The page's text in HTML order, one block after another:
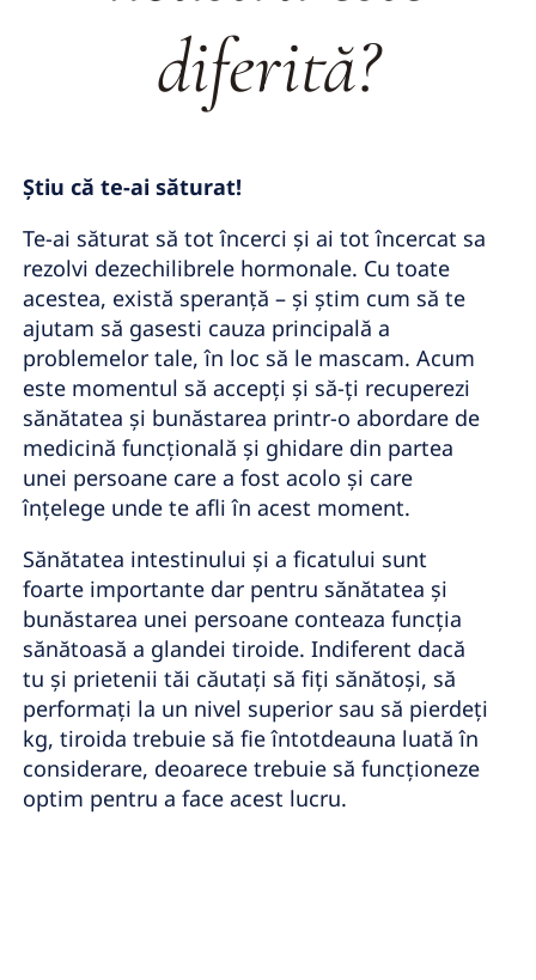
diferită?
Știu că te-ai săturat!
Te-ai săturat să tot încerci și ai tot încercat sa
rezolvi dezechilibrele hormonale. Cu toate
acestea, există speranță – și știm cum să te
ajutam să gasesti cauza principală a
problemelor tale, în loc să le mascam. Acum
este momentul să accepți și să-ți recuperezi
sănătatea și bunăstarea printr-o abordare de
medicină funcțională și ghidare din partea
unei persoane care a fost acolo și care
înțelege unde te afli în acest moment.
Sănătatea intestinului și a ficatului sunt
foarte importante dar pentru sănătatea și
bunăstarea unei persoane conteaza funcția
sănătoasă a glandei tiroide. Indiferent dacă
tu și prietenii tăi căutați să fiți sănătoși, să
performați la un nivel superior sau să pierdeți
kg, tiroida trebuie să fie întotdeauna luată în
considerare, deoarece trebuie să funcționeze
optim pentru a face acest lucru.